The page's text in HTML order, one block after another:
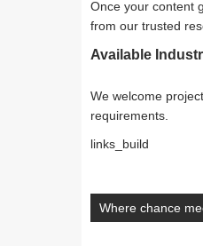
Once your content
from our trusted
Available
We welcome
requirements.
links_build
de
entradas
Where chance